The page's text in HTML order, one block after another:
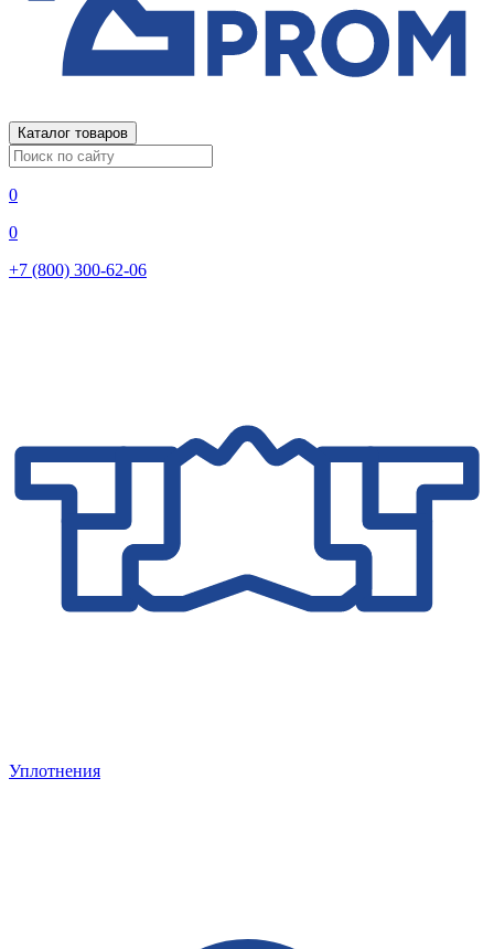
Каталог товаров
0
0
+7 (800) 300-62-06
Уплотнения